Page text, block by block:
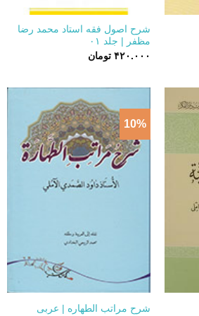
شرح اصول فقه استاد محمد رضا
مظفر | جلد ۰۱
۴۲۰.۰۰۰ تومان
10%
شرح مراتب الطهاره | عربی